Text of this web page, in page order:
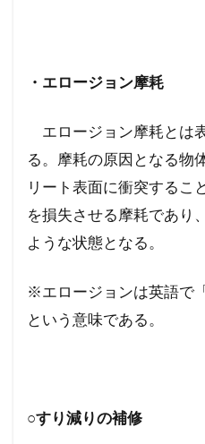
・エロージョン摩耗
エロージョン摩耗とは
る。摩耗の原因となる物
リート表面に衝突するこ
を損失させる摩耗であり
ような状態となる。
※エロージョンは英語で
という意味である。
○すり減りの補修